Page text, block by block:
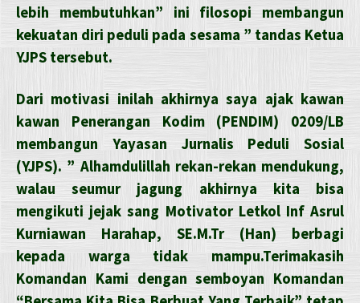
lebih membutuhkan” ini filosopi membangun
kekuatan diri peduli pada sesama ” tandas Ketua
YJPS tersebut.
Dari motivasi inilah akhirnya saya ajak kawan
kawan Penerangan Kodim (PENDIM) 0209/LB
membangun Yayasan Jurnalis Peduli Sosial
(YJPS). ” Alhamdulillah rekan-rekan mendukung,
walau seumur jagung akhirnya kita bisa
mengikuti jejak sang Motivator Letkol Inf Asrul
Kurniawan Harahap, SE.M.Tr (Han) berbagi
kepada warga tidak mampu.Terimakasih
Komandan Kami dengan semboyan Komandan